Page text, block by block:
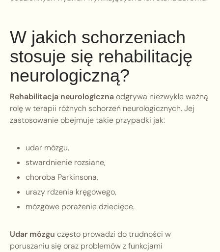
W jakich schorzeniach
stosuje się rehabilitację
neurologiczną?
Rehabilitacja neurologicznaodgrywa niezwykle ważną
rolę w terapii różnych schorzeń neurologicznych. Jej
zastosowanie obejmuje takie przypadki jak:
udar mózgu,
stwardnienie rozsiane,
choroba Parkinsona,
urazy rdzenia kręgowego,
mózgowe porażenie dziecięce.
Udar mózgu często prowadzi do trudności w
poruszaniu się oraz problemów z funkcjami